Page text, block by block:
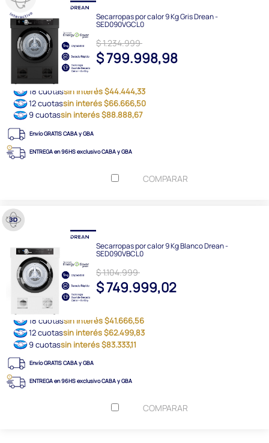
Secarropas por calor 9 Kg Gris Drean -
SED090VGCL0
$ 1.234.999
$ 799.998,98
18 cuotassin interés $44.444,33
12 cuotassin interés $66.666,50
9 cuotassin interés $88.888,67
Envío GRATIS CABA y GBA
ENTREGA en 96HS exclusivo CABA y GBA
COMPARAR
Secarropas por calor 9 Kg Blanco Drean -
SED090VBCL0
$ 1.104.999
$ 749.999,02
18 cuotassin interés $41.666,56
12 cuotassin interés $62.499,83
9 cuotassin interés $83.333,11
Envío GRATIS CABA y GBA
ENTREGA en 96HS exclusivo CABA y GBA
COMPARAR